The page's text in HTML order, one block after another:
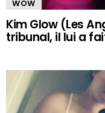
WOW
Kim Glow (Les
tribunal, il lui a